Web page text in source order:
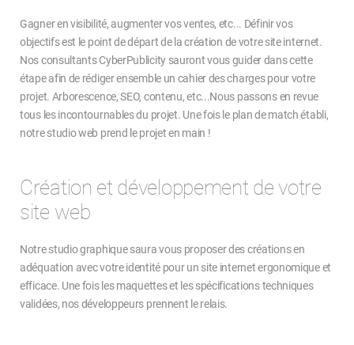
Gagner en visibilité, augmenter vos ventes, etc... Définir vos
objectifs est le point de départ de la création de votre site internet.
Nos consultants CyberPublicity sauront vous guider dans cette
étape afin de rédiger ensemble un cahier des charges pour votre
projet. Arborescence, SEO, contenu, etc...Nous passons en revue
tous les incontournables du projet. Une fois le plan de match établi,
notre studio web prend le projet en main !
Création et développement de votre
site web
Notre studio graphique saura vous proposer des créations en
adéquation avec votre identité pour un site internet ergonomique et
efficace. Une fois les maquettes et les spécifications techniques
validées, nos développeurs prennent le relais.